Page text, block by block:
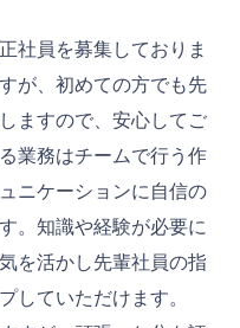
社員を募集しておりま
が、初めての方でも先
ますので、安心してご
業務はチームで行う作
ニケーションに自信の
。知識や経験が必要に
を活かし先輩社員の指
していただけます。